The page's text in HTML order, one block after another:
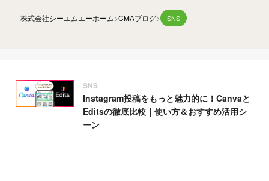
株式会社シーエムエーホーム CMAブログ SNS
SNS
Instagram投稿をもっと魅力的に！Canvaと
Editsの徹底比較｜使い方＆おすすめ活用シ
ーン